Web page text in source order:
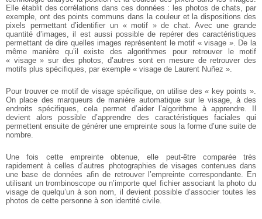
Elle établit des corrélations dans ces données : les photos de chats, par
exemple, ont des points communs dans la couleur et la dispositions des
pixels permettant d’identifier un « motif » de chat. Avec une grande
quantité d’images, il est aussi possible de repérer des caractéristiques
permettant de dire quelles images représentent le motif « visage ». De la
même manière qu’il existe des algorithmes pour retrouver le motif
« visage » sur des photos, d’autres sont en mesure de retrouver des
motifs plus spécifiques, par exemple « visage de Laurent Nuñez ».
Pour trouver ce motif de visage spécifique, on utilise des « key points ».
On place des marqueurs de manière automatique sur le visage, à des
endroits spécifiques, cela permet d’aider l’algorithme à apprendre. Il
devient alors possible d’apprendre des caractéristiques faciales qui
permettent ensuite de générer une empreinte sous la forme d’une suite de
nombre.
Une fois cette empreinte obtenue, elle peut-être comparée très
rapidement à celles d’autres photographies de visages contenues dans
une base de données afin de retrouver l’empreinte correspondante. En
utilisant un trombinoscope ou n’importe quel fichier associant la photo du
visage de quelqu’un à son nom, il devient possible d’associer toutes les
photos de cette personne à son identité civile.